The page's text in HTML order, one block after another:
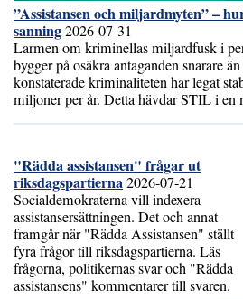
”Assistansen och miljardmyten” –
sanning2026-07-31
Larmen om kriminellas miljardfusk i
bygger på osäkra antaganden snarare
konstaterade kriminaliteten har legat
miljoner per år. Detta hävdar STIL i en
"Rädda assistansen" frågar ut
riksdagspartierna2026-07-21
Socialdemokraterna vill indexera
assistansersättningen. Det och annat
framgår när "Rädda Assistansen" ställt
fyra frågor till riksdagspartierna. Läs
frågorna, politikernas svar och "Rädda
assistansens" kommentarer till svaren.